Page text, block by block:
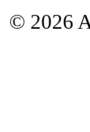
© 2026